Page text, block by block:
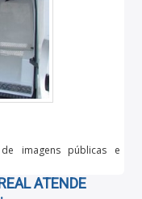
imagens públicas e
ATENDE